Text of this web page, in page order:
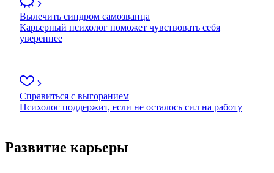
Вылечить синдром самозванца
Карьерный психолог поможет чувствовать себя
увереннее
Справиться с выгоранием
Психолог поддержит, если не осталось сил на работу
Развитие карьеры